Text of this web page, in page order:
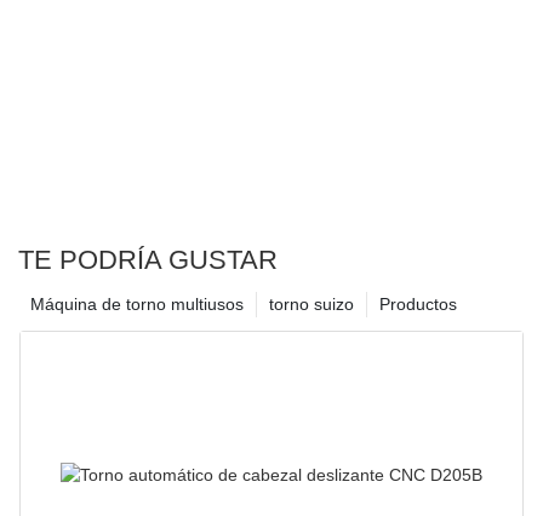
TE PODRÍA GUSTAR
Productos
torno suizo
Máquina de torno multiusos